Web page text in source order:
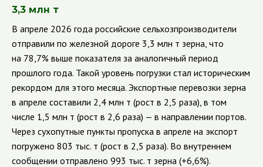
3,3 млн т
В апреле 2026 года российские сельхозпроизводители
отправили по железной дороге 3,3 млн т зерна, что
на 78,7% выше показателя за аналогичный период
прошлого года. Такой уровень погрузки стал историческим
рекордом для этого месяца. Экспортные перевозки зерна
в апреле составили 2,4 млн т (рост в 2,5 раза), в том
числе 1,5 млн т (рост в 2,6 раза) — в направлении портов.
Через сухопутные пункты пропуска в апреле на экспорт
погружено 803 тыс. т (рост в 2,5 раза). Во внутреннем
сообщении отправлено 993 тыс. т зерна (+6,6%).